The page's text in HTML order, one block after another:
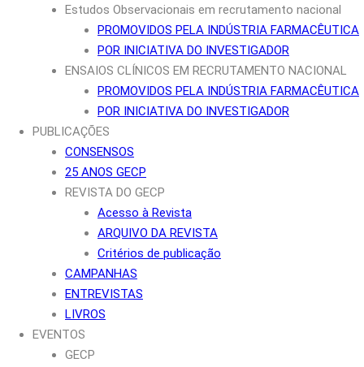
Estudos Observacionais em recrutamento nacional
PROMOVIDOS PELA INDÚSTRIA FARMACÊUTICA
POR INICIATIVA DO INVESTIGADOR
ENSAIOS CLÍNICOS EM RECRUTAMENTO NACIONAL
PROMOVIDOS PELA INDÚSTRIA FARMACÊUTICA
POR INICIATIVA DO INVESTIGADOR
PUBLICAÇÕES
CONSENSOS
25 ANOS GECP
REVISTA DO GECP
Acesso à Revista
ARQUIVO DA REVISTA
Critérios de publicação
CAMPANHAS
ENTREVISTAS
LIVROS
EVENTOS
GECP